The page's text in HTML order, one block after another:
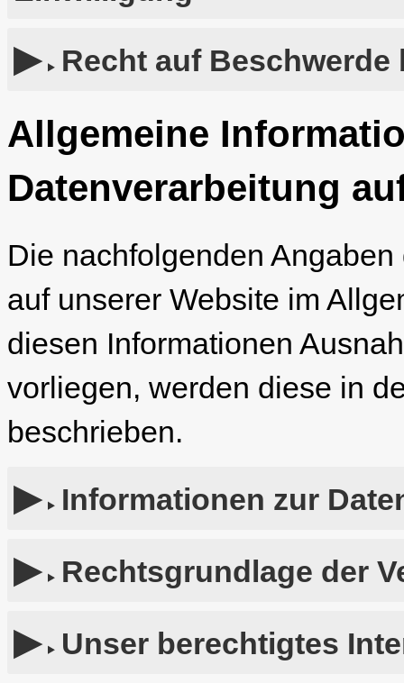
Recht auf
Allgemeine
Datenverarbeitung
Die nachfolgenden
auf unserer Website im
diesen Informationen
vorliegen, werden diese in
beschrieben.
Informationen zur
Rechtsgrundlage der
Unser berechtigtes